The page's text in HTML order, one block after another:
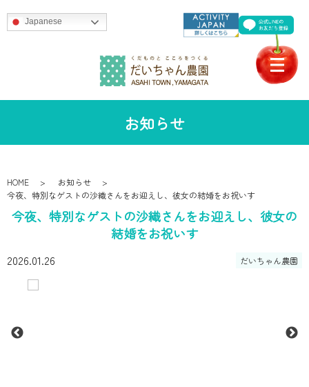
Japanese
お知らせ
HOME
お知らせ
今夜、特別なゲストの沙織さんをお迎えし、彼女の結婚をお祝いす
今夜、特別なゲストの沙織さんをお迎えし、彼女の
結婚をお祝いす
2026.01.26 だいちゃん農園